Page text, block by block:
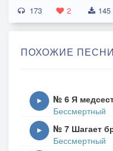
173 2 145
ПОХОЖИЕ ПЕСНИ
▶ № 6 Я
Бессмертный
▶ № 7 Шагает
Бессмертный